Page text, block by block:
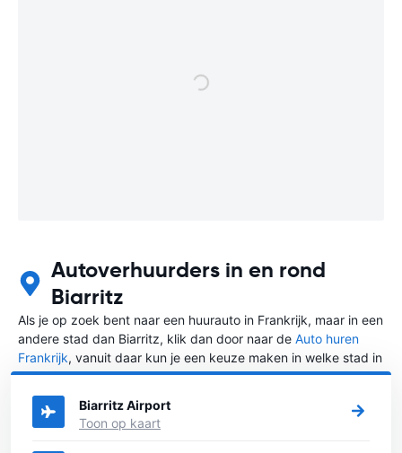
Autoverhuurders in en rond
Biarritz
Als je op zoek bent naar een huurauto in Frankrijk, maar in een
andere stad dan Biarritz, klik dan door naar de Auto huren
Frankrijk, vanuit daar kun je een keuze maken in welke stad in
Frankrijk je een auto huren wilt.
Biarritz Airport
Toon op kaart